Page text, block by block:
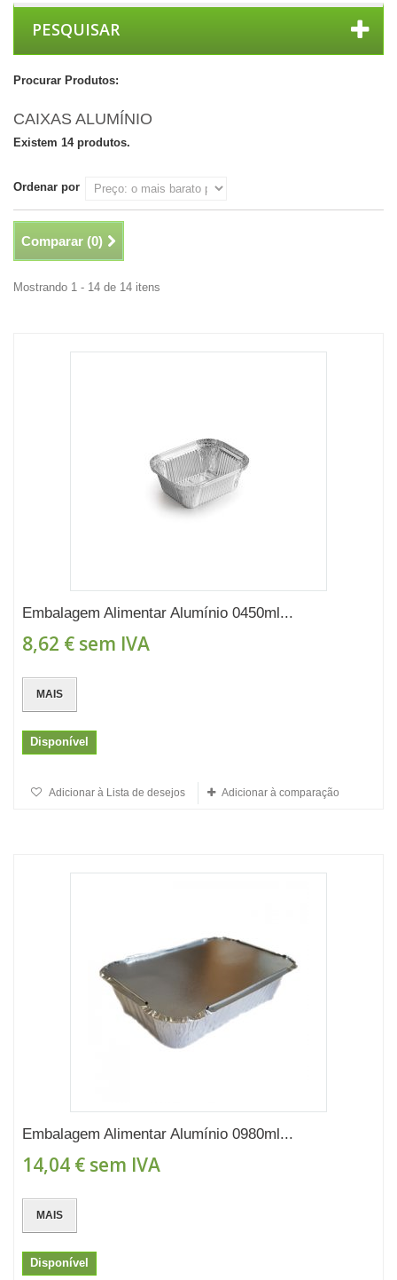
PESQUISAR
Procurar Produtos:
CAIXAS ALUMÍNIO
Existem 14 produtos.
Ordenar por
Comparar (0)
Mostrando 1 - 14 de 14 itens
Embalagem Alimentar Alumínio 0450ml...
8,62 € sem IVA
MAIS
Disponível
Adicionar à Lista de desejos Adicionar à comparação
Embalagem Alimentar Alumínio 0980ml...
14,04 € sem IVA
MAIS
Disponível